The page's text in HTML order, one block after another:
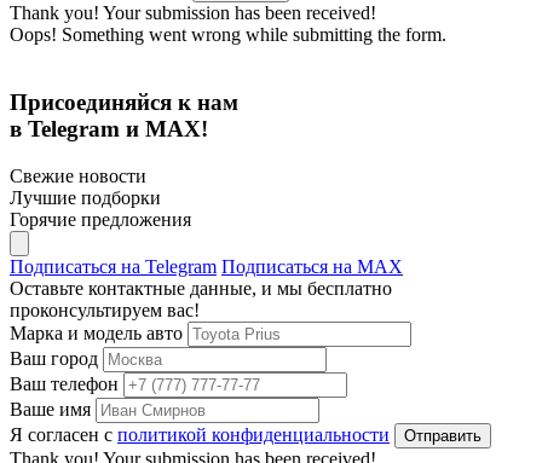
Thank you! Your submission has been received!
Oops! Something went wrong while submitting the form.
Присоединяйся к нам
в Telegram и MAX!
Свежие новости
Лучшие подборки
Горячие предложения
Подписаться на Telegram Подписаться на MAX
Оставьте контактные данные, и мы бесплатно
проконсультируем вас!
Марка и модель авто
Ваш город
Ваш телефон
Ваше имя
Я согласен с политикой конфиденциальности